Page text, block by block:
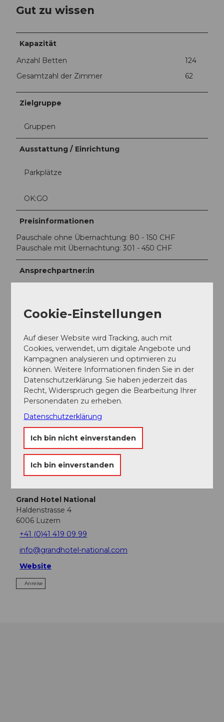
Gut zu wissen
Kapazität
Anzahl Betten
124
Gesamtzahl der Zimmer
62
Zielgruppe
Gruppen
Ausstattung / Einrichtung
Parkplätze
OK:GO
Preisinformationen
Pauschale ohne Übernachtung: 80 - 150 CHF
Pauschale mit Übernachtung: 301 - 450 CHF
Ansprechpartner:in
In der Nähe Auf der Karte anschauen
Veranstaltung
Touren
Grand Hotel National
Haldenstrasse 4
6006 Luzern
+41 (0)41 419 09 99
info@grandhotel-national.com
Website
Anreise
Cookie-Einstellungen
Auf dieser Website wird Tracking, auch mit
Cookies, verwendet, um digitale Angebote und
Kampagnen analysieren und optimieren zu
können. Weitere Informationen finden Sie in der
Datenschutzerklärung. Sie haben jederzeit das
Recht, Widerspruch gegen die Bearbeitung Ihrer
Personendaten zu erheben.
Datenschutzerklärung
Ich bin nicht einverstanden
Ich bin einverstanden